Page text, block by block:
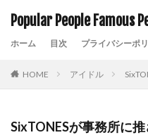
Popular People Famous
ホーム 目次 プライバシーポ
HOME アイドル
SixTONESが事務所に